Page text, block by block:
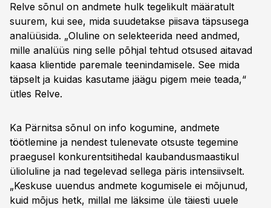
Relve sõnul on andmete hulk tegelikult määratult
suurem, kui see, mida suudetakse piisava täpsusega
analüüsida. „Oluline on selekteerida need andmed,
mille analüüs ning selle põhjal tehtud otsused aitavad
kaasa klientide paremale teenindamisele. See mida
täpselt ja kuidas kasutame jäägu pigem meie teada,“
ütles Relve.
Ka Pärnitsa sõnul on info kogumine, andmete
töötlemine ja nendest tulenevate otsuste tegemine
praegusel konkurentsitihedal kaubandusmaastikul
ülioluline ja nad tegelevad sellega päris intensiivselt.
„Keskuse uuendus andmete kogumisele ei mõjunud,
kuid mõjus hetk, millal me läksime üle täiesti uuele